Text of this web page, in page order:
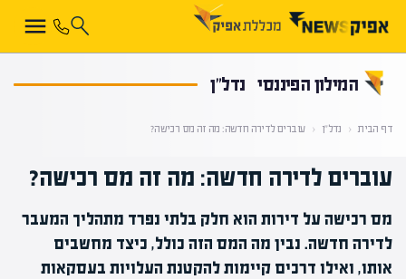
המילון הפיננסי נדל"ן
דף הבית ‹ נדל"ן ‹ עוברים לדירה חדשה: מה זה מס רכישה?
עוברים לדירה חדשה: מה זה מס רכישה?
מס רכישה על דירות הוא חלק בלתי נפרד מתהליך המעבר
לדירה חדשה. נבין מה המס הזה כולל, כיצד מחשבים
אותו, ואילו דרכים קיימות להקטנת העלויות בעסקאות